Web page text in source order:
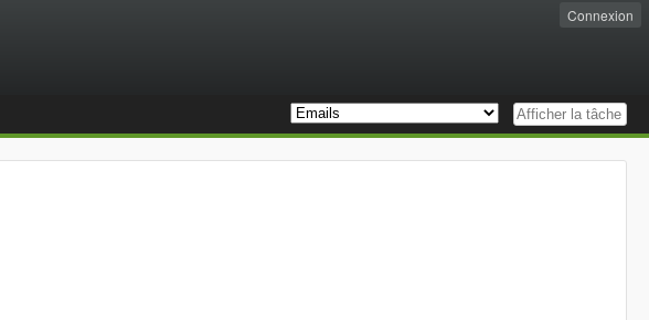
Connexion